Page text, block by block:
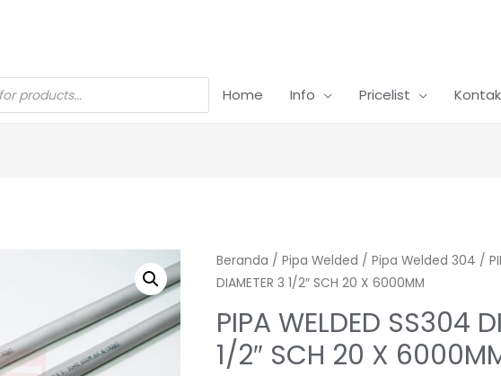
Home Info Pricelist Kontak
Beranda / Pipa Welded / Pipa Welded 304 /
DIAMETER 3 1/2″ SCH 20 X 6000MM
PIPA WELDED SS304
1/2″ SCH 20 X